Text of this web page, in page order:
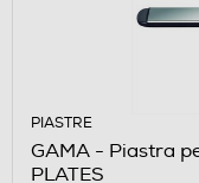
PIASTRE
GAMA - Piastra
PLATES